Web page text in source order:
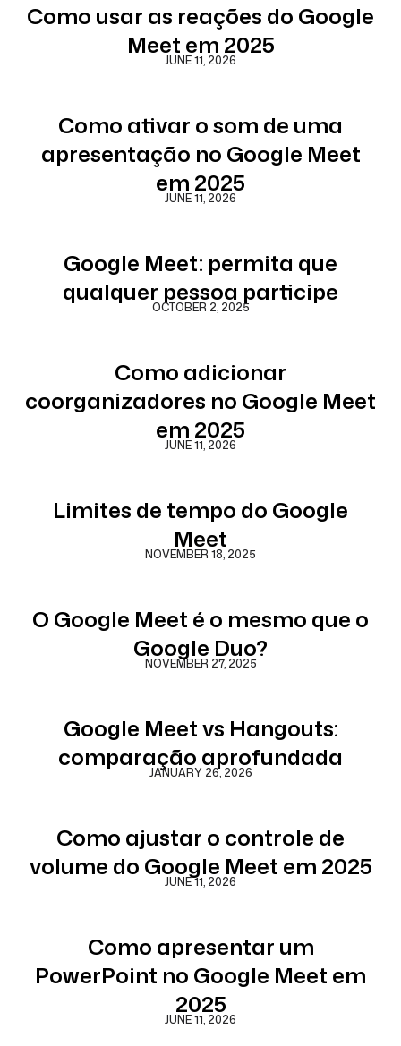
Como usar as reações do Google
Meet em 2025
JUNE 11, 2026
Como ativar o som de uma
apresentação no Google Meet
em 2025
JUNE 11, 2026
Google Meet: permita que
qualquer pessoa participe
OCTOBER 2, 2025
Como adicionar
coorganizadores no Google Meet
em 2025
JUNE 11, 2026
Limites de tempo do Google
Meet
NOVEMBER 18, 2025
O Google Meet é o mesmo que o
Google Duo?
NOVEMBER 27, 2025
Google Meet vs Hangouts:
comparação aprofundada
JANUARY 26, 2026
Como ajustar o controle de
volume do Google Meet em 2025
JUNE 11, 2026
Como apresentar um
PowerPoint no Google Meet em
2025
JUNE 11, 2026